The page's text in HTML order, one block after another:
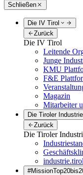
Schließen
Die IV Tirol
Zurück
Die IV Tirol
Leitende
Junge
KMU
F&E
Magazin
Mitarbeiter
Die Tiroler Industrie
Zurück
Die Tiroler